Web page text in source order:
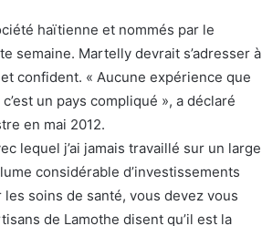
haïtienne et nommés par le
semaine. Martelly devrait s’adresser à
confident. « Aucune expérience que
un pays compliqué », a déclaré
en mai 2012.
lequel j’ai jamais travaillé sur un large
considérable d’investissements
soins de santé, vous devez vous
de Lamothe disent qu’il est la